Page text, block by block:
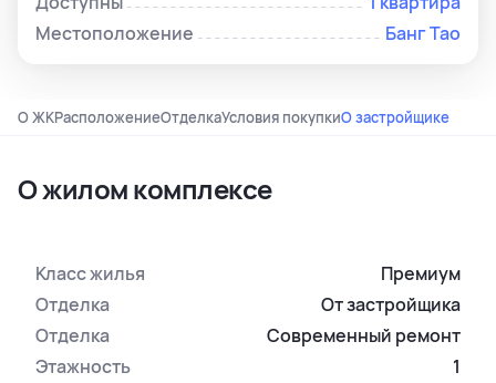
Местоположение
Банг Тао
О ЖКРасположениеОтделкаУсловия покупкиО застройщике
О жилом комплексе
Класс жилья
Премиум
Отделка
От застройщика
Отделка
Современный ремонт
Этажность
1